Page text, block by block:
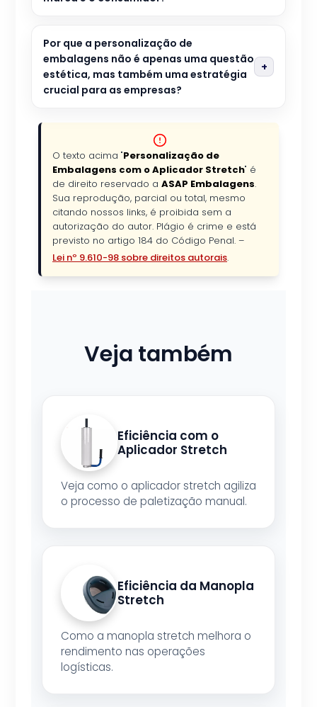
Por que a personalização de
embalagens não é apenas uma questão
estética, mas também uma estratégia
crucial para as empresas?
O texto acima "Personalização de
Embalagens com o Aplicador Stretch" é
de direito reservado a ASAP Embalagens.
Sua reprodução, parcial ou total, mesmo
citando nossos links, é proibida sem a
autorização do autor. Plágio é crime e está
previsto no artigo 184 do Código Penal. –
Lei nº 9.610-98 sobre direitos autorais.
Veja também
Eficiência com o
Aplicador Stretch
Veja como o aplicador stretch agiliza
o processo de paletização manual.
Eficiência da Manopla
Stretch
Como a manopla stretch melhora o
rendimento nas operações
logísticas.